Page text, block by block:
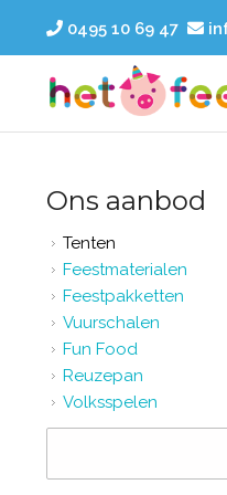
0495 10 69 47
Ons aanbod
Tenten
Feestmaterialen
Feestpakketten
Vuurschalen
Fun Food
Reuzepan
Volksspelen
Zoekveld